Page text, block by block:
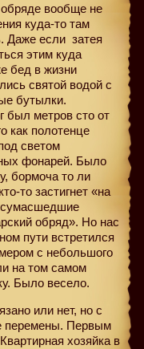
вообще не
куда-то там
Даже если затея
этим куда
бед в жизни
святой водой с
бутылки.
был метров сто от
как полотенце
светом
фонарей. Было
бормоча то ли
то застигнет «на
обряд». Но нас
пути встретился
с небольшого
на том самом
Было весело.
или нет, но с
перемены. Первым
хозяйка в